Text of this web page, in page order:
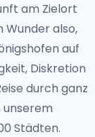
am Zielort
Wunder also,
auf
Diskretion
durch ganz
unserem
Städten.